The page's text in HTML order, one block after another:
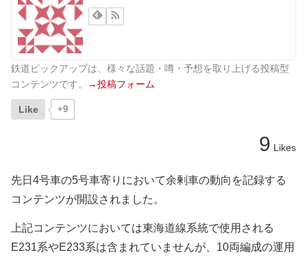
鉄道ピックアップは、様々な話題・噂・予想を取り上げる投稿型
コンテンツです。
→投稿フォーム
Like +9
9 Likes
先日4号車の5号車寄りにおいて余剰車の動向を記録する
コンテンツが開設されました。
上記コンテンツにおいては東海道線系統で使用される
E231系やE233系は含まれていませんが、10両編成の運用